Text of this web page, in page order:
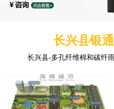
长兴县银
长兴县-多孔纤维棉和碳纤